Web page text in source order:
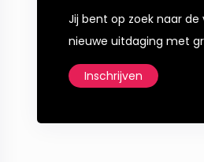
Jij bent op zoek naar de
nieuwe uitdaging met
Inschrijven